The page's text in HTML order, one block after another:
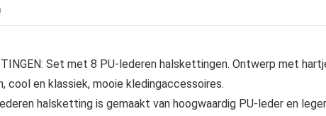
Set met 8 PU-lederen halskettingen. Ontwerp met
en klassiek, mooie kledingaccessoires.
halsketting is gemaakt van hoogwaardig PU-leder en